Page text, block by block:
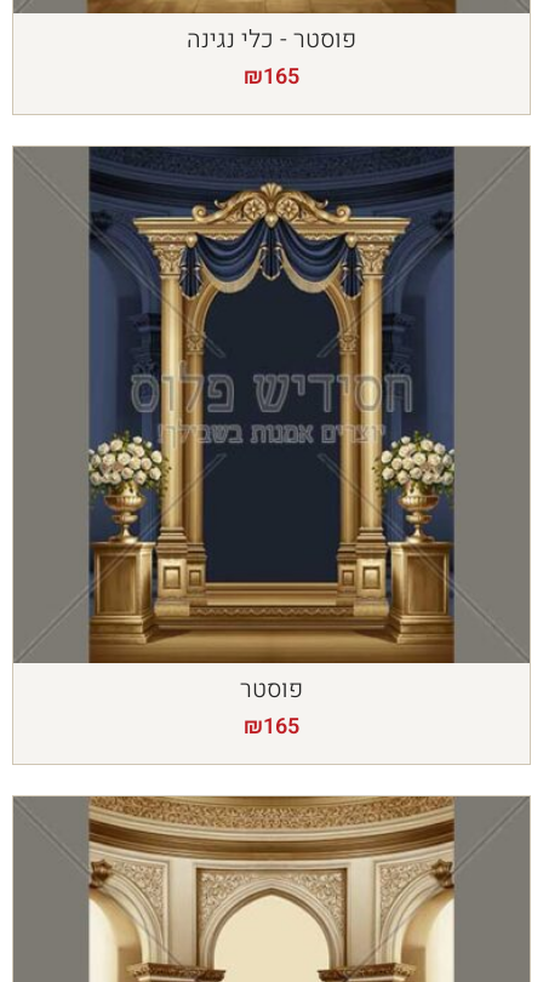
פוסטר - כלי נגינה
₪165
פוסטר
₪165